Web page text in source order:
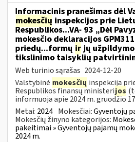
Informacinis pranešimas dėl
mokesčių inspekcijos prie
Respublikos...VA- 93 „Dėl
mokesčio deklaracijos
priedų...formų irjų
tikslinimo taisyklių
Web turinio sąrašas 2024-12-20
Valstybinė mokesčių inspekcija
Respublikos finansų ministerijos
informuoja apie 2024 m. gruodžio
Metai: 2024 Mokesčiai:Gyventojų
Mokesčių žinyno kategorijos:
pakeitimai » Gyventojų pajamų
2024 m.